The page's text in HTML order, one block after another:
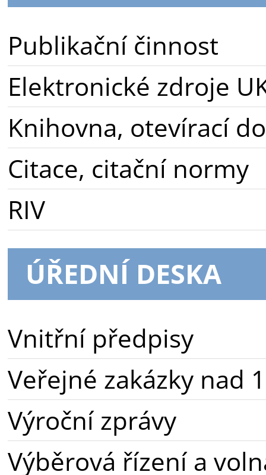
Publikační činnost
Elektronické zdroje
Knihovna, otevírací
Citace, citační normy
RIV
ÚŘEDNÍ DESKA
Vnitřní předpisy
Veřejné zakázky nad
Výroční zprávy
Výběrová řízení a